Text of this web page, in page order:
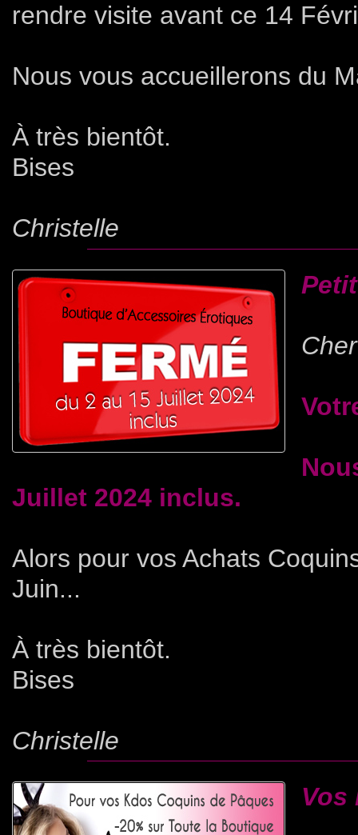
rendre visite avant ce 14
Nous vous accueillerons du
À très bientôt.
Bises
Christelle
Juillet 2024 inclus.
Alors pour vos Achats
Juin...
À très bientôt.
Bises
Christelle
Vos